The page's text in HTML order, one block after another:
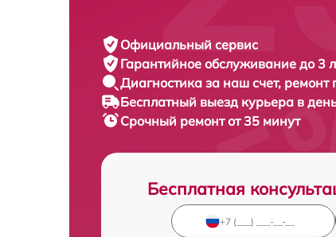
Официальный сервис
Гарантийное обслуживание до 3
Диагностика за наш счет, ремонт
Бесплатный выезд курьера в
Срочный ремонтот 35 минут
Бесплатная